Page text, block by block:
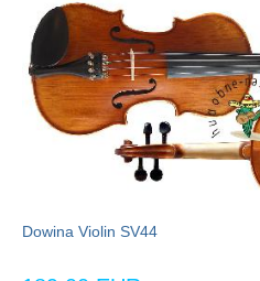
Dowina Violin SV44